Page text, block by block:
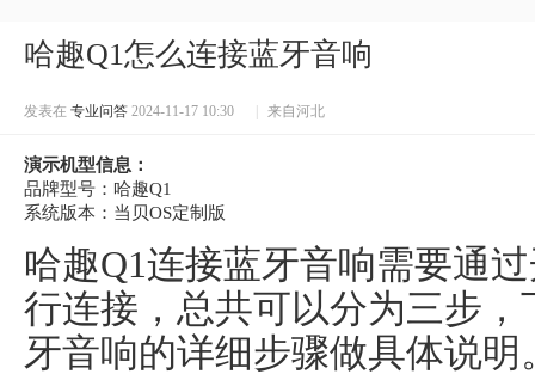
哈趣Q1怎么连接蓝牙音响
发表在 专业问答 2024-11-17 10:30 来自河北
演示机型信息：
品牌型号：哈趣Q1
系统版本：当贝OS定制版
哈趣Q1连接蓝牙音响需要通
行连接，总共可以分为三步
牙音响的详细步骤做具体说明